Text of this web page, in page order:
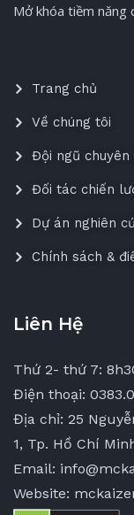
Mở khóa tiềm năng
Trang chủ
Về chúng tôi
Đội ngũ chuyên
Đối tác chiến
Dự án nghiên
Chính sách &
Liên Hệ
Thứ 2- thứ 7:
Điện thoại:
Địa chỉ: 25
1, Tp. Hồ Chí
Email:
Website: